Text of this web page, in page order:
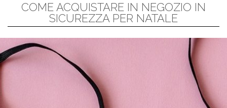
COME ACQUISTARE IN NEGOZIO IN
SICUREZZA PER NATALE